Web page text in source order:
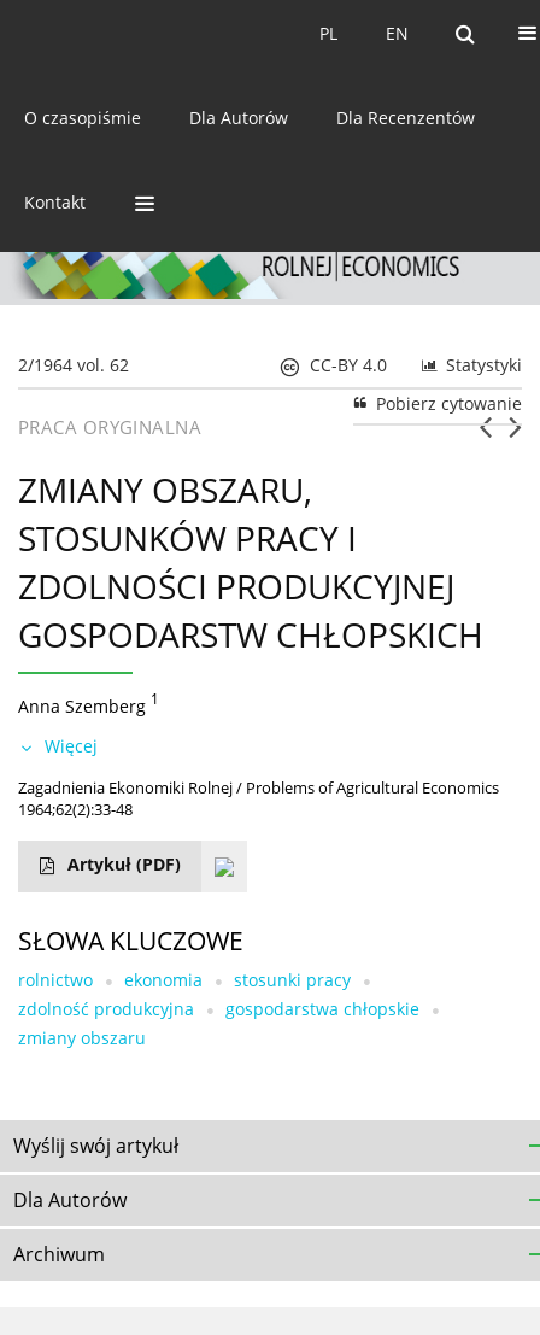
EN
PL EN
PL
O czasopiśmie Dla Autorów Dla Recenzentów
Kontakt
ISSN: 0044-1600
2/1964 vol. 62 Statystyki
CC-BY 4.0
Pobierz cytowanie
PRACA ORYGINALNA
ZMIANY OBSZARU,
STOSUNKÓW PRACY I
ZDOLNOŚCI PRODUKCYJNEJ
GOSPODARSTW CHŁOPSKICH
Anna Szemberg 1
Więcej
Zagadnienia Ekonomiki Rolnej / Problems of Agricultural Economics
1964;62(2):33-48
Artykuł (PDF)
SŁOWA KLUCZOWE
rolnictwo ekonomia
stosunki pracy
zdolność produkcyjna
gospodarstwa chłopskie
zmiany obszaru
Wyślij swój artykuł
Dla Autorów
Archiwum